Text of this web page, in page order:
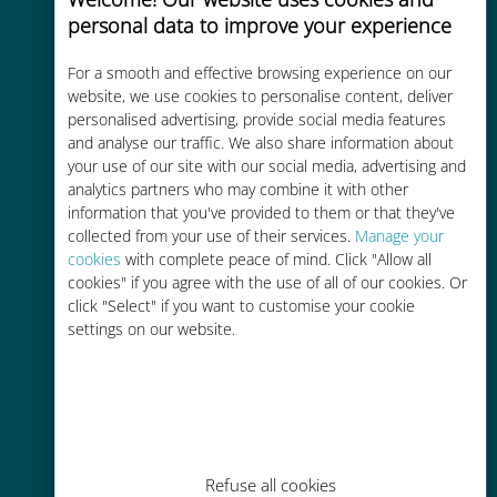
personal data to improve your experience
For a smooth and effective browsing experience on our
website, we use cookies to personalise content, deliver
personalised advertising, provide social media features
and analyse our traffic. We also share information about
your use of our site with our social media, advertising and
analytics partners who may combine it with other
information that you've provided to them or that they've
collected from your use of their services. Manage your
cookies with complete peace of mind. Click "Allow all
cookies" if you agree with the use of all of our cookies. Or
click "Select" if you want to customise your cookie
settings on our website.
Refuse all cookies
Mevcut operatörünüzle dolaşım
ücretlerinden %90'a kadar daha
ucuz
Kolay doldurma
Ubigi uygulaması aracılığıyla her